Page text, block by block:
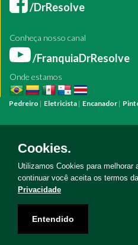
/DrResolve
Conheça nosso canal
/FranquiaDrResolve
Onde estamos
Pedreiro | Eletricista | Encanador |
Bombeiro HidráulicoManutenção
ReformaServiço Eletricista
HidráulicaServiço PedreiroServiço
Cookies.
Utilizamos Cookies para melhorar
continuar você aceita os termos
Privacidade
Entendido